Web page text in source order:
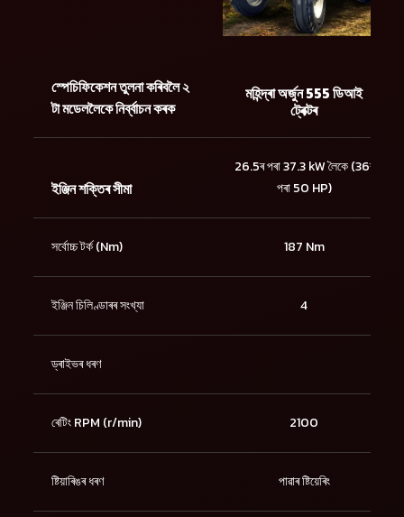
স্পেচিফিকেশন তুলনা কৰিবলৈ ২
টা মডেললৈকে নিৰ্ব্বাচন কৰক
মহিন্দ্ৰা অৰ্জুন 555 ডিআই
ট্ৰেক্টৰ
ইঞ্জিন শক্তিৰ সীমা
26.5ৰ পৰা 37.3 kW লৈকে (36ৰ
পৰা 50 HP)
সৰ্বোচ্চ টৰ্ক (Nm) 187 Nm
ইঞ্জিন চিলিণ্ডাৰৰ সংখ্যা 4
ড্ৰাইভৰ ধৰণ
ৰেটিং RPM (r/min) 2100
ষ্টিয়াৰিঙৰ ধৰণ পাৱাৰ ষ্টিয়েৰিং